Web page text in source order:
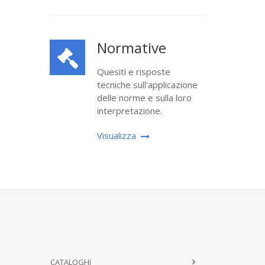
Normative
Quesiti e risposte
tecniche sull'applicazione
delle norme e sulla loro
interpretazione.
Visualizza
CATALOGHI